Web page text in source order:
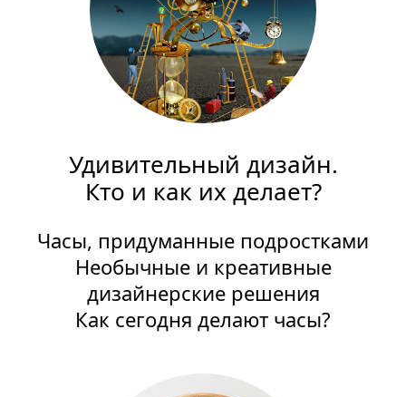
Удивительный дизайн.
Кто и как их делает?
Часы, придуманные подростками
Необычные и креативные
дизайнерские решения
Как сегодня делают часы?